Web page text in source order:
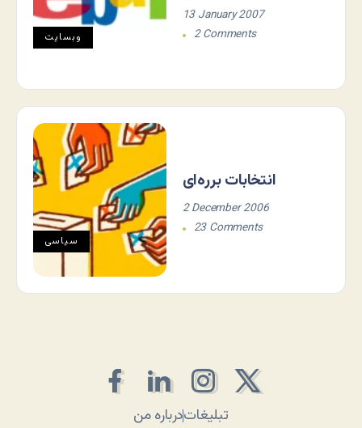
وبسایت
13 January 2007
2 Comments
سياسی
انتخابات برره‌ای
2 December 2006
23 Comments
درباره منتبلیغات